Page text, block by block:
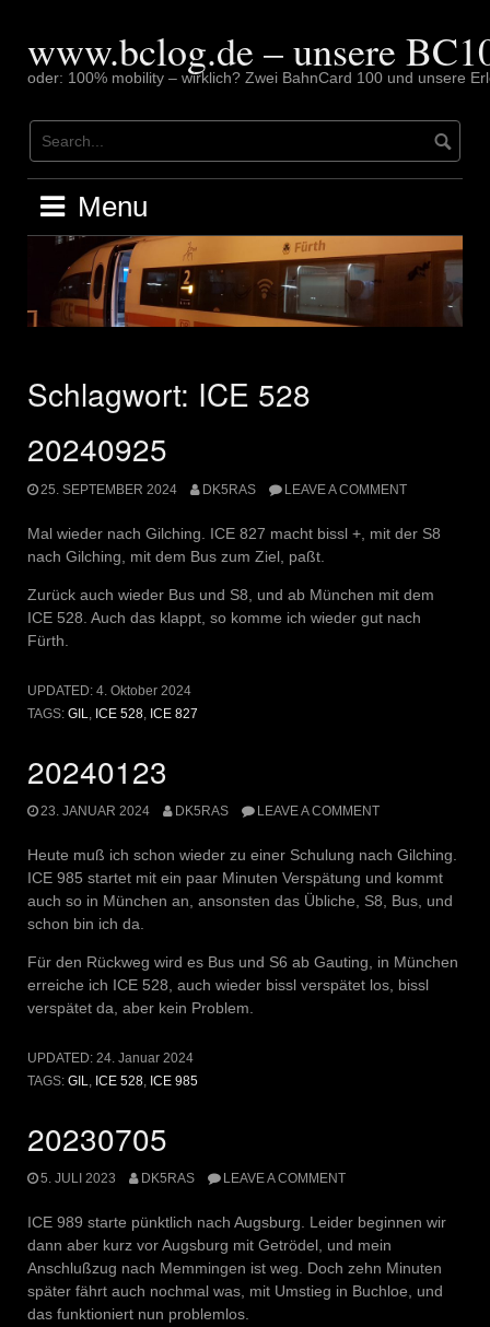
contentwww.bclog.de – unsere
oder: 100% mobility – wirklich? Zwei BahnCard 100 und unsere
Menu
Schlagwort: ICE 528
20240925
25. SEPTEMBER 2024 DK5RAS LEAVE A COMMENT
Mal wieder nach Gilching. ICE 827 macht bissl +, mit der S8
nach Gilching, mit dem Bus zum Ziel, paßt.
Zurück auch wieder Bus und S8, und ab München mit dem
ICE 528. Auch das klappt, so komme ich wieder gut nach
Fürth.
UPDATED: 4. Oktober 2024
TAGS: GIL ICE 528 ICE 827
20240123
23. JANUAR 2024 DK5RAS LEAVE A COMMENT
Heute muß ich schon wieder zu einer Schulung nach Gilching.
ICE 985 startet mit ein paar Minuten Verspätung und kommt
auch so in München an, ansonsten das Übliche, S8, Bus, und
schon bin ich da.
Für den Rückweg wird es Bus und S6 ab Gauting, in München
erreiche ich ICE 528, auch wieder bissl verspätet los, bissl
verspätet da, aber kein Problem.
UPDATED: 24. Januar 2024
TAGS: GIL, ICE 528, ICE 985
20230705
5. JULI 2023 DK5RAS LEAVE A COMMENT
ICE 989 starte pünktlich nach Augsburg. Leider beginnen wir
dann aber kurz vor Augsburg mit Getrödel, und mein
Anschlußzug nach Memmingen ist weg. Doch zehn Minuten
später fährt auch nochmal was, mit Umstieg in Buchloe, und
das funktioniert nun problemlos.